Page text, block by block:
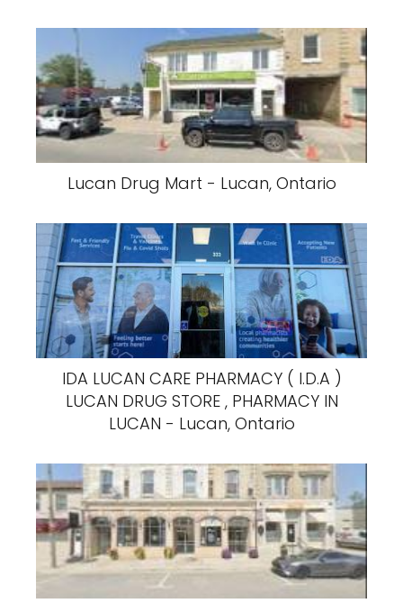
Lucan Drug Mart - Lucan, Ontario
IDA LUCAN CARE PHARMACY ( I.D.A )
LUCAN DRUG STORE , PHARMACY IN
LUCAN - Lucan, Ontario